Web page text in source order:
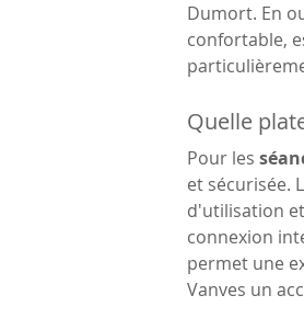
Dumort. En
confortable,
Quelle
Pour les
et sécurisée.
d'utilisation
connexion
permet une
Vanves un